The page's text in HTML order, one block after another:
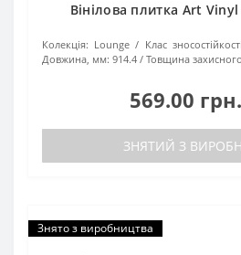
Вінілова плитка Art
Колекція: Lounge Клас
Довжина, мм: 914.4 Товщина
569.00
ЗНЯТИЙ З
Знято з виробництва